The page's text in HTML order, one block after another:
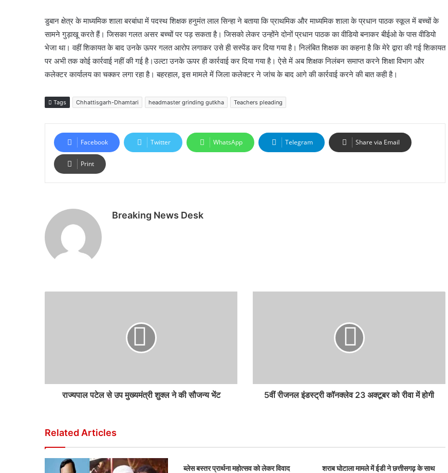
डुबान क्षेत्र के माध्यमिक शाला बरबांधा में पदस्थ शिक्षक हनुमंत लाल सिन्हा ने बताया कि प्राथमिक और माध्यमिक शाला के प्रधान पाठक स्कूल में बच्चों के
सामने गुड़ाखू करते हैं। जिसका गलत असर बच्चों पर पड़ सकता है। जिसको लेकर उन्होंने दोनों प्रधान पाठक का वीडियो बनाकर बीईओ के पास वीडियो
भेजा था। वहीं शिकायत के बाद उनके ऊपर गलत आरोप लगाकर उसे ही सस्पेंड कर दिया गया है। निलंबित शिक्षक का कहना है कि मेरे द्वारा की गई शिकायत
पर अभी तक कोई कार्रवाई नहीं की गई है।उल्टा उनके ऊपर ही कार्रवाई कर दिया गया है। ऐसे में अब शिक्षक निलंबन समाप्त करने शिक्षा विभाग और
कलेक्टर कार्यालय का चक्कर लगा रहा है। बहरहाल, इस मामले में जिला कलेक्टर ने जांच के बाद आगे की कार्रवाई करने की बात कही है।
Tags Chhattisgarh-Dhamtari headmaster grinding gutkha Teachers pleading
Facebook Twitter WhatsApp Telegram Share via Email
Print
Breaking News Desk
राज्यपाल पटेल से उप मुख्यमंत्री शुक्ल ने की सौजन्य भेंट 5वीं रीजनल इंडस्ट्री कॉनक्लेव 23 अक्टूबर को रीवा में होगी
Related Articles
ब्लेस बस्तर प्रार्थना महोत्सव को लेकर विवाद
शराब घोटाला मामले में ईडी ने छत्तीसगढ़ के साथ